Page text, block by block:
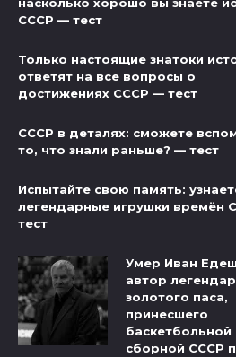
СССР — тест
Только настоящие знатоки
ответят на все вопросы о
достижениях СССР — тест
СССР в деталях: сможете
то, что знали раньше? — тест
Испытайте свою память:
легендарные игрушки времён
тест
Умер Иван
автор
золотого паса,
принесшего
баскетбольной
сборной СССР